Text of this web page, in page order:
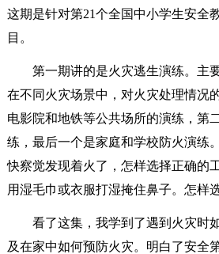
这期是针对第21个全国中小学生安全
目。
第一期讲的是火灾逃生演练。主
在不同火灾场景中，对火灾处理情况
电影院和地铁等公共场所的演练，第
练，最后一个是家庭和学校防火演练
快察觉发现着火了，怎样选择正确的
用湿毛巾或衣服打湿掩住鼻子。怎样
看了这集，我学到了遇到火灾时
及在家中如何预防火灾。明白了安全